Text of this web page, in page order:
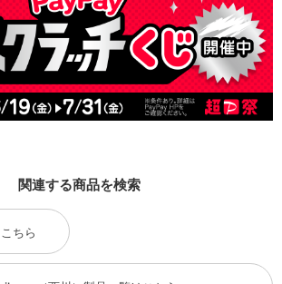
関連する商品を検索
ちら